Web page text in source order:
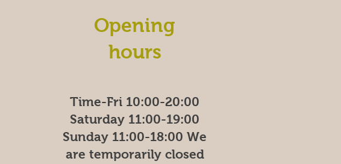
Opening
hours
Time-Fri 10:00-20:00
Saturday 11:00-19:00
Sunday 11:00-18:00 We
are temporarily closed